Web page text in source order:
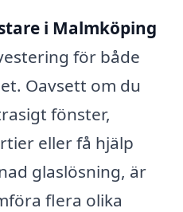
i Malmköping
för både
Oavsett om du
fönster,
eller få hjälp
glaslösning, är
flera olika